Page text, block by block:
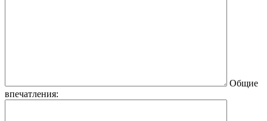
Общие
впечатления: